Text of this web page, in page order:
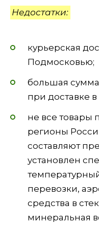
Недостатки:
курьерская
Подмосковью;
большая
при доставке
не все товары
регионы
составляют
установлен
перевозки,
средства в
минеральная